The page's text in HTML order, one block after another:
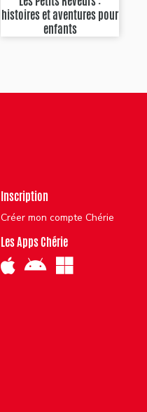
histoires et aventures pour
enfants
Inscription
Créer mon compte Chérie
Les Apps Chérie